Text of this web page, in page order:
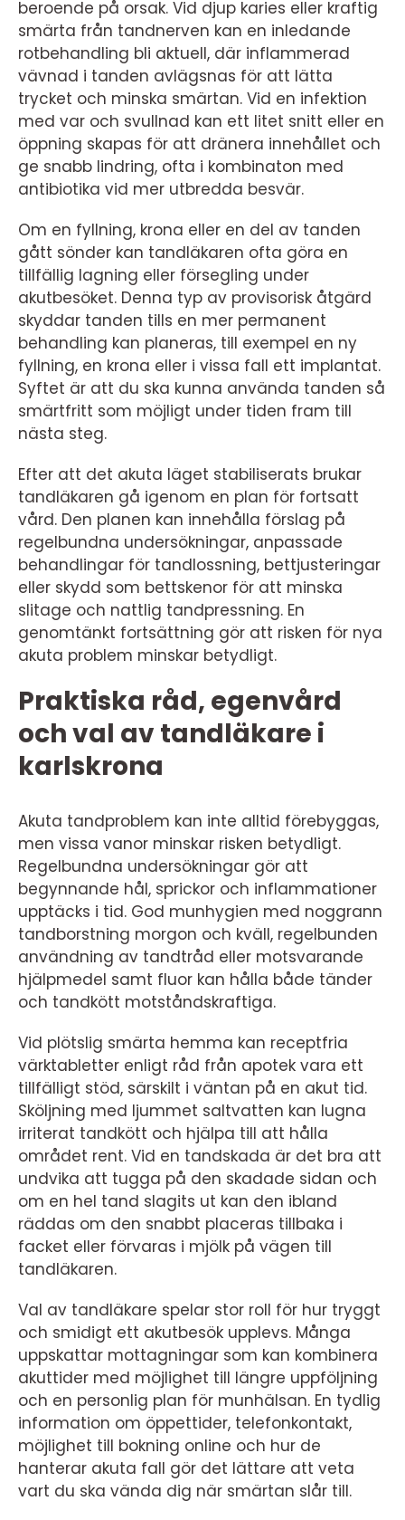
beroende på orsak. Vid djup karies eller kraftig
smärta från tandnerven kan en inledande
rotbehandling bli aktuell, där inflammerad
vävnad i tanden avlägsnas för att lätta
trycket och minska smärtan. Vid en infektion
med var och svullnad kan ett litet snitt eller en
öppning skapas för att dränera innehållet och
ge snabb lindring, ofta i kombinaton med
antibiotika vid mer utbredda besvär.
Om en fyllning, krona eller en del av tanden
gått sönder kan tandläkaren ofta göra en
tillfällig lagning eller försegling under
akutbesöket. Denna typ av provisorisk åtgärd
skyddar tanden tills en mer permanent
behandling kan planeras, till exempel en ny
fyllning, en krona eller i vissa fall ett implantat.
Syftet är att du ska kunna använda tanden så
smärtfritt som möjligt under tiden fram till
nästa steg.
Efter att det akuta läget stabiliserats brukar
tandläkaren gå igenom en plan för fortsatt
vård. Den planen kan innehålla förslag på
regelbundna undersökningar, anpassade
behandlingar för tandlossning, bettjusteringar
eller skydd som bettskenor för att minska
slitage och nattlig tandpressning. En
genomtänkt fortsättning gör att risken för nya
akuta problem minskar betydligt.
Praktiska råd, egenvård
och val av tandläkare i
karlskrona
Akuta tandproblem kan inte alltid förebyggas,
men vissa vanor minskar risken betydligt.
Regelbundna undersökningar gör att
begynnande hål, sprickor och inflammationer
upptäcks i tid. God munhygien med noggrann
tandborstning morgon och kväll, regelbunden
användning av tandtråd eller motsvarande
hjälpmedel samt fluor kan hålla både tänder
och tandkött motståndskraftiga.
Vid plötslig smärta hemma kan receptfria
värktabletter enligt råd från apotek vara ett
tillfälligt stöd, särskilt i väntan på en akut tid.
Sköljning med ljummet saltvatten kan lugna
irriterat tandkött och hjälpa till att hålla
området rent. Vid en tandskada är det bra att
undvika att tugga på den skadade sidan och
om en hel tand slagits ut kan den ibland
räddas om den snabbt placeras tillbaka i
facket eller förvaras i mjölk på vägen till
tandläkaren.
Val av tandläkare spelar stor roll för hur tryggt
och smidigt ett akutbesök upplevs. Många
uppskattar mottagningar som kan kombinera
akuttider med möjlighet till längre uppföljning
och en personlig plan för munhälsan. En tydlig
information om öppettider, telefonkontakt,
möjlighet till bokning online och hur de
hanterar akuta fall gör det lättare att veta
vart du ska vända dig när smärtan slår till.